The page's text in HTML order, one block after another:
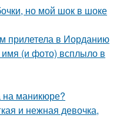
но мой шок в шоке
прилетела в Иорданию
(и фото) всплыло в
на маникюре?
и нежная девочка,